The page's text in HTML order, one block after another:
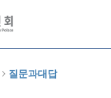
질문과대답